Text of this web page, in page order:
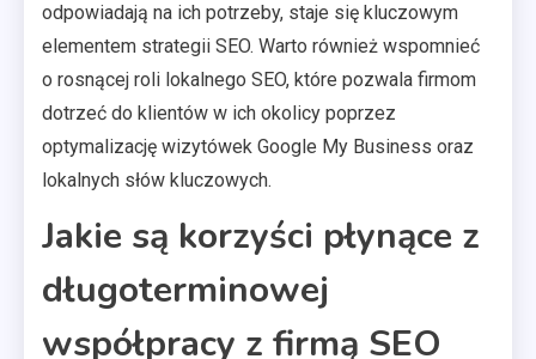
odpowiadają na ich potrzeby, staje się kluczowym
elementem strategii SEO. Warto również wspomnieć
o rosnącej roli lokalnego SEO, które pozwala firmom
dotrzeć do klientów w ich okolicy poprzez
optymalizację wizytówek Google My Business oraz
lokalnych słów kluczowych.
Jakie są korzyści płynące z
długoterminowej
współpracy z firmą SEO